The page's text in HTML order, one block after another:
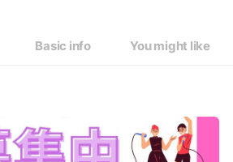
Basic info You might like